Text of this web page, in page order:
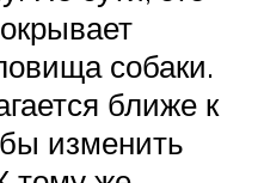
собаки.
ближе к
изменить